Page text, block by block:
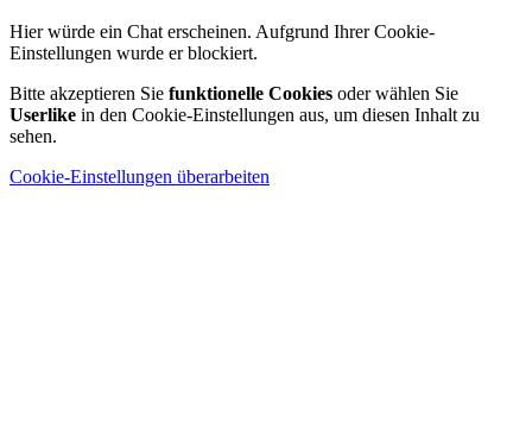
Hier würde ein Chat erscheinen. Aufgrund Ihrer Cookie-
Einstellungen wurde er blockiert.
Bitte akzeptieren Sie funktionelle Cookies oder wählen Sie
Userlike in den Cookie-Einstellungen aus, um diesen Inhalt zu
sehen.
Cookie-Einstellungen überarbeiten